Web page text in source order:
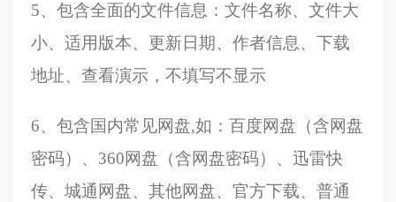
5、包含全面的文件信息：文件名称、文件大
小、适用版本、更新日期、作者信息、下载
地址、查看演示，不填写不显示
6、包含国内常见网盘,如：百度网盘（含网盘
密码）、360网盘（含网盘密码）、迅雷快
传、城通网盘、其他网盘、官方下载、普通